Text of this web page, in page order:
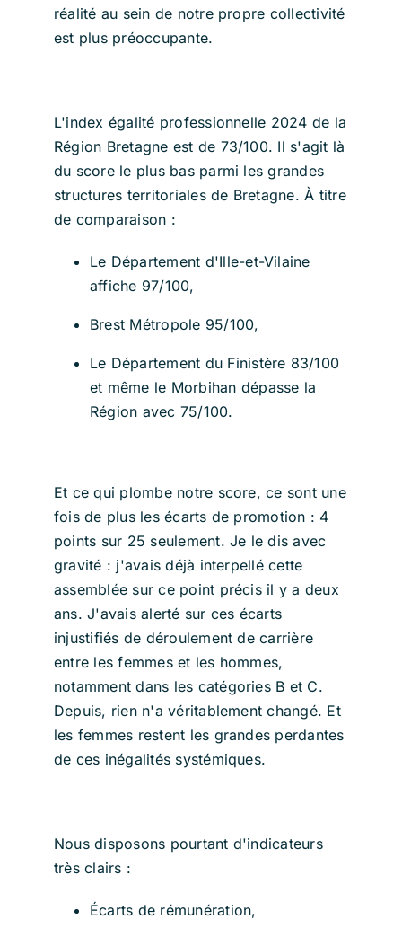
réalité au sein de notre propre collectivité
est plus préoccupante.
L'index égalité professionnelle 2024 de la
Région Bretagne est de 73/100. Il s'agit là
du score le plus bas parmi les grandes
structures territoriales de Bretagne. À titre
de comparaison :
Le Département d'Ille-et-Vilaine
affiche 97/100,
Brest Métropole 95/100,
Le Département du Finistère 83/100
et même le Morbihan dépasse la
Région avec 75/100.
Et ce qui plombe notre score, ce sont une
fois de plus les écarts de promotion : 4
points sur 25 seulement. Je le dis avec
gravité : j'avais déjà interpellé cette
assemblée sur ce point précis il y a deux
ans. J'avais alerté sur ces écarts
injustifiés de déroulement de carrière
entre les femmes et les hommes,
notamment dans les catégories B et C.
Depuis, rien n'a véritablement changé. Et
les femmes restent les grandes perdantes
de ces inégalités systémiques.
Nous disposons pourtant d'indicateurs
très clairs :
Écarts de rémunération,